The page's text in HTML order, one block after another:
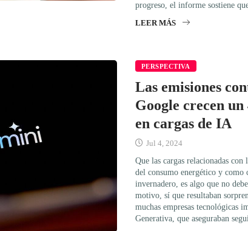
progreso, el informe sostiene
LEER MÁS
PERSPECTIVA
Las emisiones
Google crecen
en cargas de IA
Jul 4, 2024
Que las cargas relacionadas
del consumo energético y como
invernadero, es algo que no
motivo, sí que resultaban
muchas empresas tecnológicas
Generativa, que aseguraban